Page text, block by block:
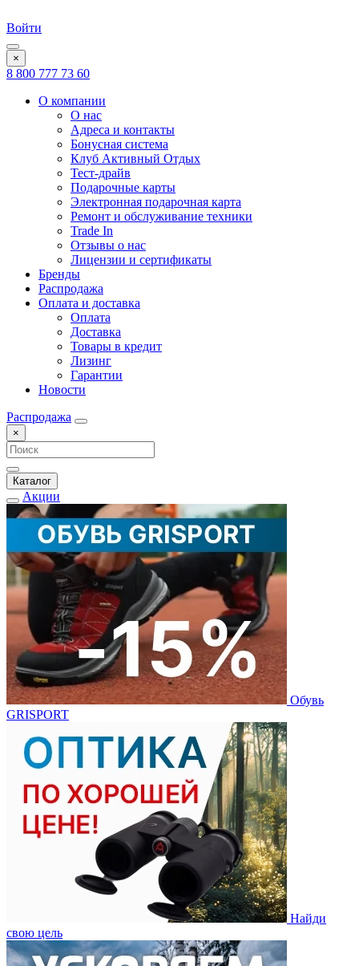
Войти
×
8 800 777 73 60
О компании
О нас
Адреса и контакты
Бонусная система
Клуб Активный Отдых
Тест-драйв
Подарочные карты
Электронная подарочная карта
Ремонт и обслуживание техники
Trade In
Отзывы о нас
Лицензии и сертификаты
Бренды
Распродажа
Оплата и доставка
Оплата
Доставка
Товары в кредит
Лизинг
Гарантии
Новости
Распродажа
×
Каталог
Акции
Обувь
GRISPORT
Найди
свою цель